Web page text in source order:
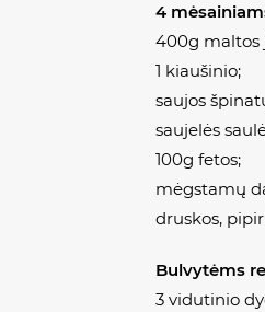
4
400g maltos
1 kiaušinio;
saujos
saujelės
100g fetos;
mėgstamų
druskos,
Bulvytėms
3 vidutinio